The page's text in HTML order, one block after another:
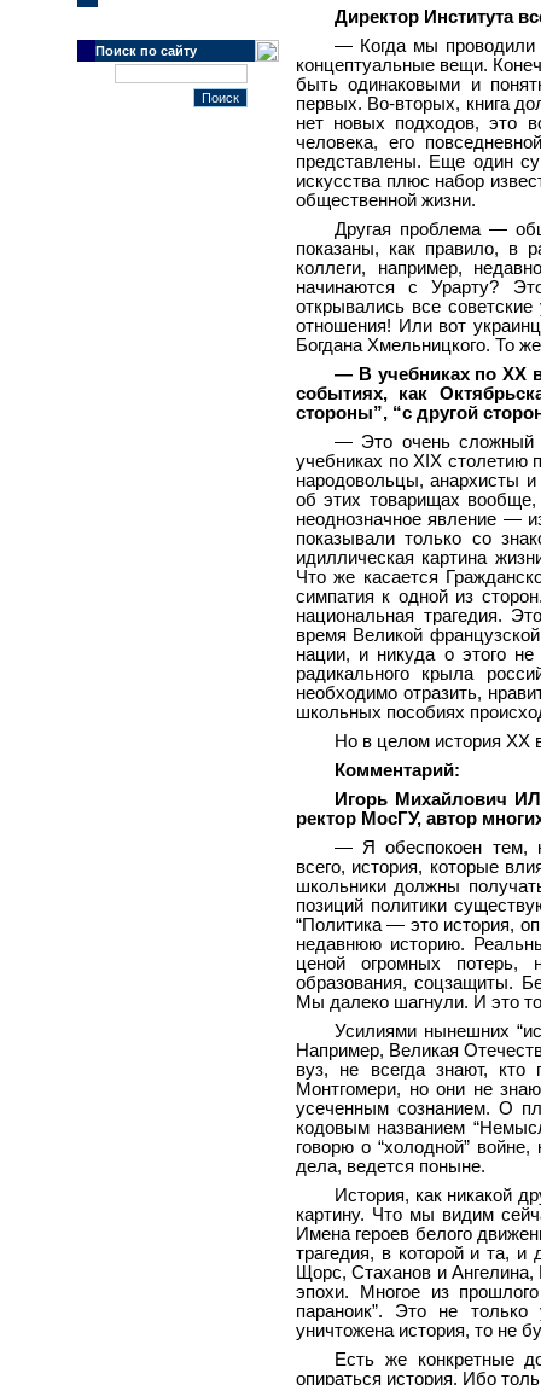
Поиск по сайту
Директор Института
— Когда мы проводили
концептуальные вещи.
быть одинаковыми и
первых. Во-вторых, книга
нет новых подходов, это
человека, его
представлены. Еще один
искусства плюс набор
общественной жизни.
Другая проблема —
показаны, как правило, в
коллеги, например,
начинаются с Урарту?
открывались все
отношения! Или вот
Богдана Хмельницкого. То
— В учебниках по ХХ
событиях, как
стороны”, “с другой
— Это очень сложный
учебниках по XIX столетию
народовольцы, анархисты
об этих товарищах
неоднозначное явление —
показывали только со
идиллическая картина
Что же касается
симпатия к одной из
национальная трагедия.
время Великой
нации, и никуда о этого
радикального крыла
необходимо отразить,
школьных пособиях
Но в целом история ХХ
Комментарий:
Игорь Михайлович
ректор МосГУ, автор
— Я обеспокоен тем,
всего, история, которые
школьники должны
позиций политики
“Политика — это история,
недавнюю историю.
ценой огромных потерь,
образования, соцзащиты.
Мы далеко шагнули. И это
Усилиями нынешних
Например, Великая
вуз, не всегда знают,
Монтгомери, но они не
усеченным сознанием. О
кодовым названием
говорю о “холодной”
дела, ведется поныне.
История, как никакой
картину. Что мы видим
Имена героев белого
трагедия, в которой и та,
Щорс, Стаханов и Ангелина,
эпохи. Многое из
параноик”. Это не
уничтожена история, то не
Есть же конкретные
опираться история. Ибо